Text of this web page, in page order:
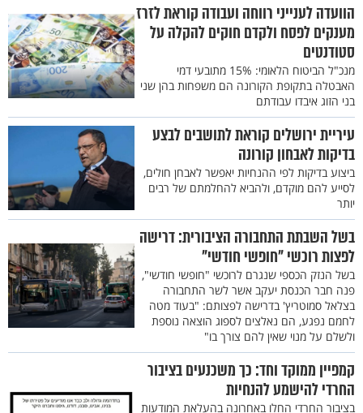
הוועדה לענייני רווחה ועבודה קוראת לזרז
מענקים לפסח ולקדם חוקים להקלה על
סטודנטים
מנכ"ל הביטוח הלאומי: 15% מתובעי דמי
האבטלה בתקופת הקורונה הם משפחות בהן שני
בני הזוג איבדו עבודתם
עיריית ירושלים קוראת לתושבים לבצע
בדיקות לאבחון קורונה
ביצוע בדיקות לפי ההנחיות יאפשר לאבחן חולים,
לסייע להם מוקדם, ולהביא להחלמתם של רבים
יותר
בשל השבתת התחבורה הציבורית: דרישה
לפצות רוכשי "חופשי חודשי"
בשל הנזק הכספי שנגרם לרוכשי "חופשי חודשי",
פנה חבר הכנסת יעקב אשר לשר התחבורה
בצלאל סמוטריץ' בדרישה לפצותם: "בעוד מטה
לחמם נפגע, הם נאלצים לספוג הוצאה נוספת
ולשלם על מנוי שאין להם צורך בו"
קמפיין ממוקד וחד: כך משכנעים בציבור
החרדי להישמע להנחיות
בציבור החרדי החלו באחרונה בהעלאת המודעות